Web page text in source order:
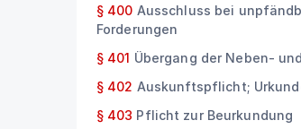
§ 400 Ausschluss bei
Forderungen
§ 401 Übergang der Neben-
§ 402 Auskunftspflicht;
§ 403 Pflicht zur Beurkundung